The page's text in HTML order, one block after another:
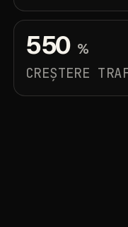
550 %
CREȘTERE